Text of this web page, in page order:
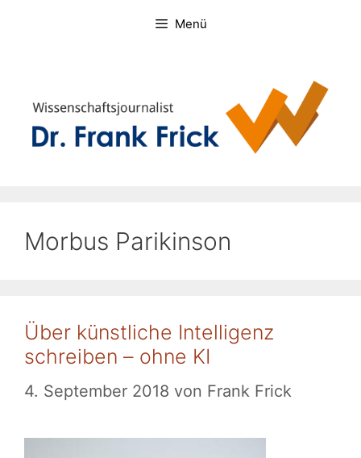
Menü
Morbus Parikinson
Über künstliche Intelligenz
schreiben – ohne KI
4. September 2018 von Frank Frick